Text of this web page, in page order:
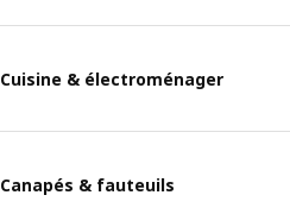
Cuisine & électroménager
Canapés & fauteuils